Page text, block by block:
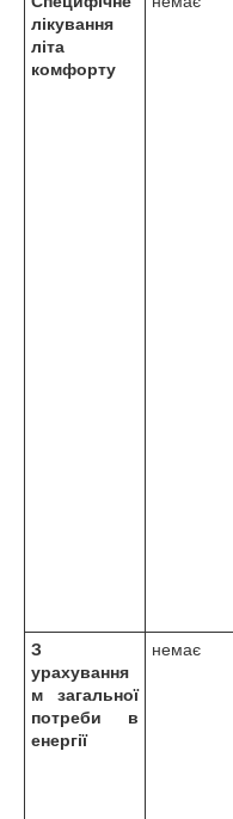
лікування
літа
комфорту
З
урахування
м загальної
потреби в
енергії
немає